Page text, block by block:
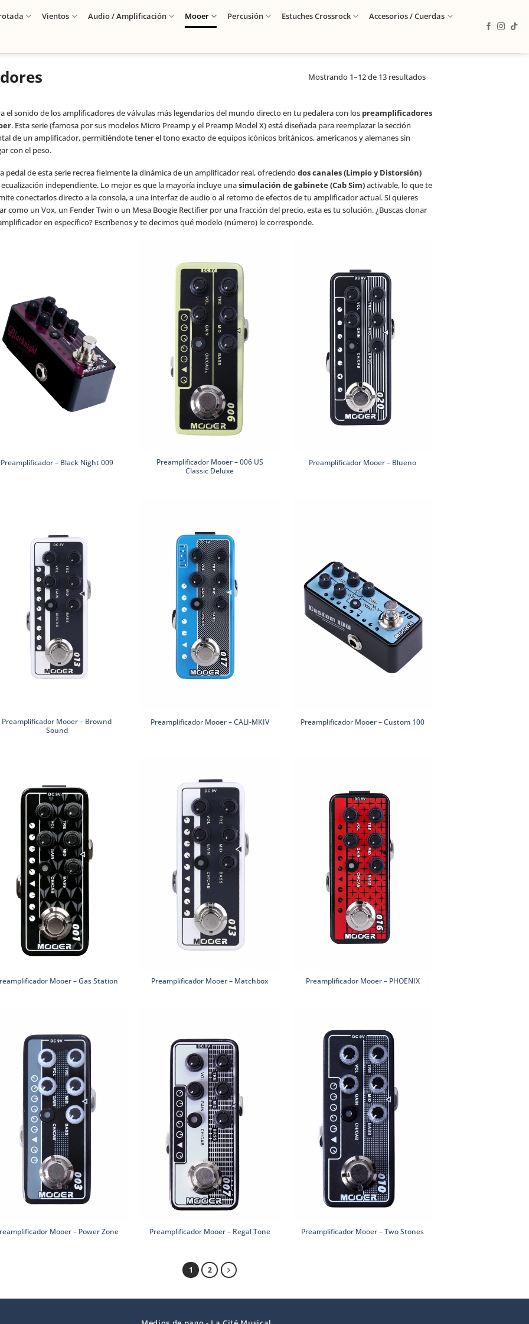
Vientos Audio / Amplificación Mooer Percusión Estuches Crossrock Accesorios / Cuerdas
Mostrando 1–12 de 13 resultados
el sonido de los amplificadores de válvulas más legendarios del mundo directo en tu pedalera con los preamplificadores
. Esta serie (famosa por sus modelos Micro Preamp y el Preamp Model X) está diseñada para reemplazar la sección
de un amplificador, permitiéndote tener el tono exacto de equipos icónicos británicos, americanos y alemanes sin
con el peso.
pedal de esta serie recrea fielmente la dinámica de un amplificador real, ofreciendodos canales (Limpio y Distorsión)
independiente. Lo mejor es que la mayoría incluye unasimulación de gabinete (Cab Sim)activable, lo que te
conectarlos directo a la consola, a una interfaz de audio o al retorno de efectos de tu amplificador actual. Si quieres
como un Vox, un Fender Twin o un Mesa Boogie Rectifier por una fracción del precio, esta es tu solución. ¿Buscas clonar
en específico? Escríbenos y te decimos qué modelo (número) le corresponde.
Preamplificador – Black Night 009
Preamplificador Mooer – 006 US
Classic Deluxe
Preamplificador Mooer – Blueno
Preamplificador Mooer – Brownd
Sound
Preamplificador Mooer – CALI-MKIV Preamplificador Mooer – Custom 100
Mooer – Gas Station Preamplificador Mooer – Matchbox Preamplificador Mooer – PHOENIX
Mooer – Power Zone Preamplificador Mooer – Regal Tone Preamplificador Mooer – Two Stones
1 2